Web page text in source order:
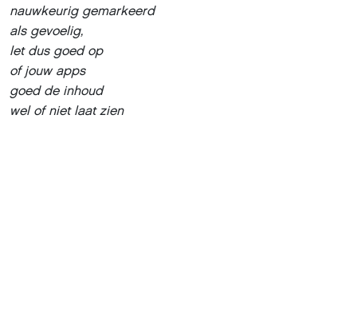
nauwkeurig gemarkeerd
als gevoelig,
let dus goed op
of jouw apps
goed de inhoud
wel of niet laat zien